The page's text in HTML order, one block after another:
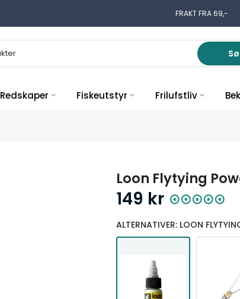
GRATIS FRAKT PÅ
Redskaper Fiskeutstyr Frilufstliv
Loon Flytying
149 kr
ALTERNATIVER: LOON